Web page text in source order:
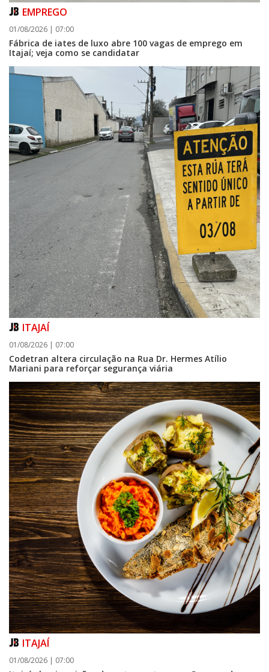
EMPREGO
01/08/2026 | 07:00
Fábrica de iates de luxo abre 100 vagas de emprego em
Itajaí; veja como se candidatar
ITAJAÍ
01/08/2026 | 07:00
Codetran altera circulação na Rua Dr. Hermes Atílio
Mariani para reforçar segurança viária
ITAJAÍ
01/08/2026 | 07:00